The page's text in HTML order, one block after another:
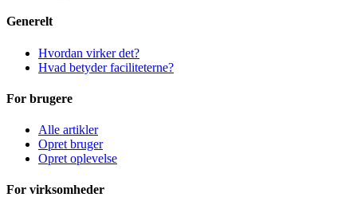
Generelt
Hvordan virker det?
Hvad betyder faciliteterne?
For brugere
Alle artikler
Opret bruger
Opret oplevelse
For virksomheder